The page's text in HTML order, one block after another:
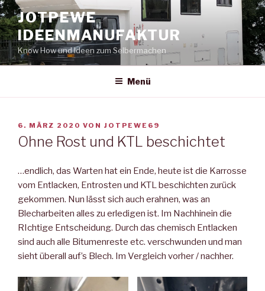
Zum
Inhalt
springen
JOTPEWE
IDEENMANUFAKTUR
Know How und Ideen zum Selbermachen
Menü
VERÖFFENTLICHT
AM
6. MÄRZ 2020 VON JOTPEWE69
Ohne Rost und KTL beschichtet
…endlich, das Warten hat ein Ende, heute ist die Karrosse
vom Entlacken, Entrosten und KTL beschichten zurück
gekommen. Nun lässt sich auch erahnen, was an
Blecharbeiten alles zu erledigen ist. Im Nachhinein die
RIchtige Entscheidung. Durch das chemisch Entlacken
sind auch alle Bitumenreste etc. verschwunden und man
sieht überall auf’s Blech. Im Vergleich vorher / nachher.